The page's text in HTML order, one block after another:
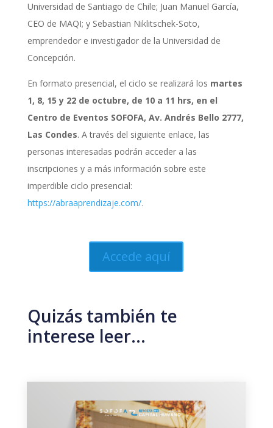
Universidad de Santiago de Chile; Juan Manuel García,
CEO de MAQI; y Sebastian Niklitschek-Soto,
emprendedor e investigador de la Universidad de
Concepción.
En formato presencial, el ciclo se realizará los martes
1, 8, 15 y 22 de octubre, de 10 a 11 hrs, en el
Centro de Eventos SOFOFA, Av. Andrés Bello 2777,
Las Condes. A través del siguiente enlace, las
personas interesadas podrán acceder a las
inscripciones y a más información sobre este
imperdible ciclo presencial:
https://abraaprendizaje.com/.
Accede aquí
Quizás también te
interese leer…